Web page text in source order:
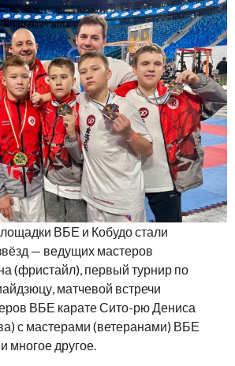
ВБЕ и Кобудо стали
— ведущих мастеров
(фристайл), первый турнир по
матчевой встречи
ВБЕ карате Сито-рю Дениса
с мастерами (ветеранами) ВБЕ
многое другое.